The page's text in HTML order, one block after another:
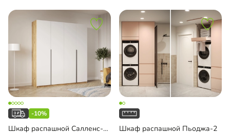
-10%
Шкаф распашной Салленс-4.1 Шкаф распашной Пьоджа-2